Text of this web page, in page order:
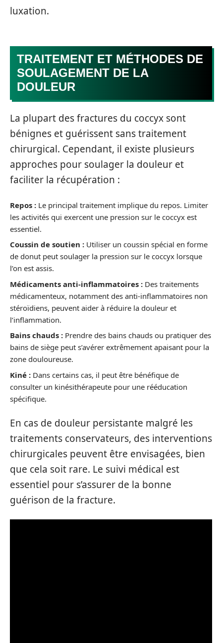
luxation.
TRAITEMENT ET MÉTHODES DE
SOULAGEMENT DE LA
DOULEUR
La plupart des fractures du coccyx sont
bénignes et guérissent sans traitement
chirurgical. Cependant, il existe plusieurs
approches pour soulager la douleur et
faciliter la récupération :
Repos : Le principal traitement implique du repos. Limiter
les activités qui exercent une pression sur le coccyx est
essentiel.
Coussin de soutien : Utiliser un coussin spécial en forme
de donut peut soulager la pression sur le coccyx lorsque
l’on est assis.
Médicaments anti-inflammatoires : Des traitements
médicamenteux, notamment des anti-inflammatoires non
stéroïdiens, peuvent aider à réduire la douleur et
l’inflammation.
Bains chauds : Prendre des bains chauds ou pratiquer des
bains de siège peut s’avérer extrêmement apaisant pour la
zone douloureuse.
Kiné : Dans certains cas, il peut être bénéfique de
consulter un kinésithérapeute pour une rééducation
spécifique.
En cas de douleur persistante malgré les
traitements conservateurs, des interventions
chirurgicales peuvent être envisagées, bien
que cela soit rare. Le suivi médical est
essentiel pour s’assurer de la bonne
guérison de la fracture.